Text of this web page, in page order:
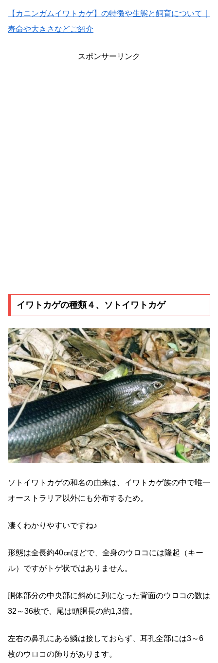
【カニンガムイワトカゲ】の特徴や生態と飼育について｜
寿命や大きさなどご紹介
スポンサーリンク
イワトカゲの種類４、ソトイワトカゲ
ソトイワトカゲの和名の由来は、イワトカゲ族の中で唯一
オーストラリア以外にも分布するため。
凄くわかりやすいですね♪
形態は全長約40㎝ほどで、全身のウロコには隆起（キー
ル）ですがトゲ状ではありません。
胴体部分の中央部に斜めに列になった背面のウロコの数は
32～36枚で、尾は頭胴長の約1,3倍。
左右の鼻孔にある鱗は接しておらず、耳孔全部には3～6
枚のウロコの飾りがあります。